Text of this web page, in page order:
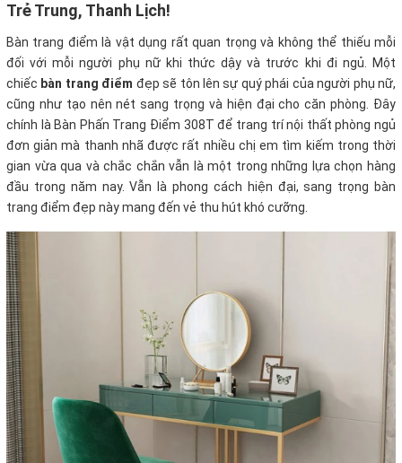
Trẻ Trung, Thanh Lịch!
Bàn trang điểm là vật dụng rất quan trọng và không thể thiếu mỗi
đối với mỗi người phụ nữ khi thức dậy và trước khi đi ngủ. Một
chiếc bàn trang điểm đẹp sẽ tôn lên sự quý phái của người phụ nữ,
cũng như tạo nên nét sang trọng và hiện đại cho căn phòng. Đây
chính là Bàn Phấn Trang Điểm 308T để trang trí nội thất phòng ngủ
đơn giản mà thanh nhã được rất nhiều chị em tìm kiếm trong thời
gian vừa qua và chắc chắn vẫn là một trong những lựa chọn hàng
đầu trong năm nay. Vẫn là phong cách hiện đại, sang trọng bàn
trang điểm đẹp này mang đến vẻ thu hút khó cưỡng.